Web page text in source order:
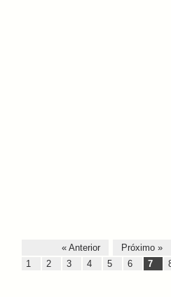
« Anterior
Próximo »
1
2 3 4 5 6 7